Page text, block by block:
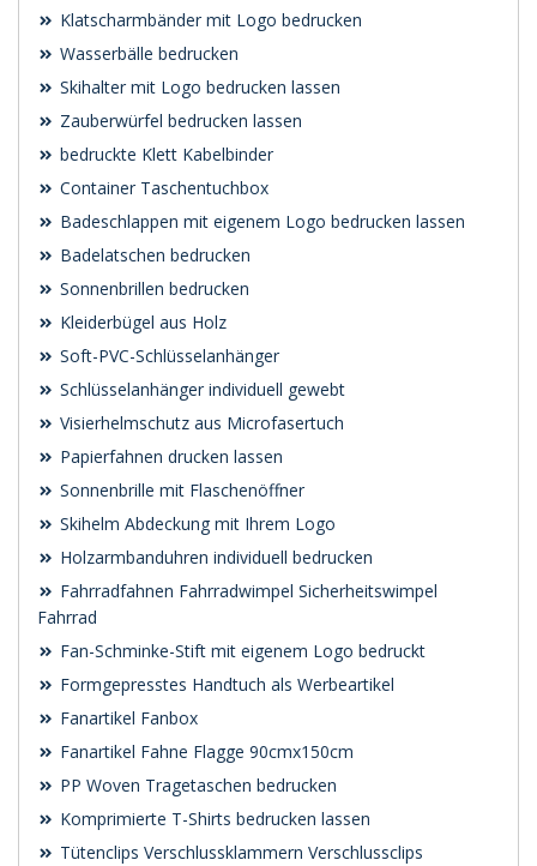
Klatscharmbänder mit Logo bedrucken
Wasserbälle bedrucken
Skihalter mit Logo bedrucken lassen
Zauberwürfel bedrucken lassen
bedruckte Klett Kabelbinder
Container Taschentuchbox
Badeschlappen mit eigenem Logo bedrucken lassen
Badelatschen bedrucken
Sonnenbrillen bedrucken
Kleiderbügel aus Holz
Soft-PVC-Schlüsselanhänger
Schlüsselanhänger individuell gewebt
Visierhelmschutz aus Microfasertuch
Papierfahnen drucken lassen
Sonnenbrille mit Flaschenöffner
Skihelm Abdeckung mit Ihrem Logo
Holzarmbanduhren individuell bedrucken
Fahrradfahnen Fahrradwimpel Sicherheitswimpel
Fahrrad
Fan-Schminke-Stift mit eigenem Logo bedruckt
Formgepresstes Handtuch als Werbeartikel
Fanartikel Fanbox
Fanartikel Fahne Flagge 90cmx150cm
PP Woven Tragetaschen bedrucken
Komprimierte T-Shirts bedrucken lassen
Tütenclips Verschlussklammern Verschlussclips